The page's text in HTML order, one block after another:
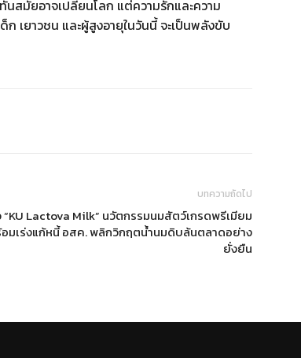
สมัยอาจเปลี่ยนโลก แต่ความรักและความ
เยาวชน และผู้สูงอายุในวันนี้ จะเป็นพลังขับ
บทความถัดไป
“KU Lactova Milk” นวัตกรรมนมสัตว์เกรดพรีเมียม
มเร่งแก้หนี้ อสค. พลิกวิกฤตน้ำนมดิบล้นตลาดอย่าง
ยั่งยืน